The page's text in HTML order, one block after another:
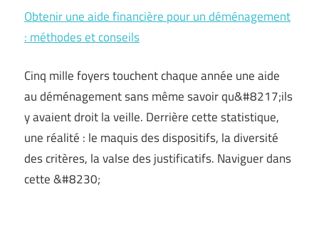
Obtenir une aide financière pour un déménagement
: méthodes et conseils
Cinq mille foyers touchent chaque année une aide
au déménagement sans même savoir qu&#8217;ils
y avaient droit la veille. Derrière cette statistique,
une réalité : le maquis des dispositifs, la diversité
des critères, la valse des justificatifs. Naviguer dans
cette &#8230;